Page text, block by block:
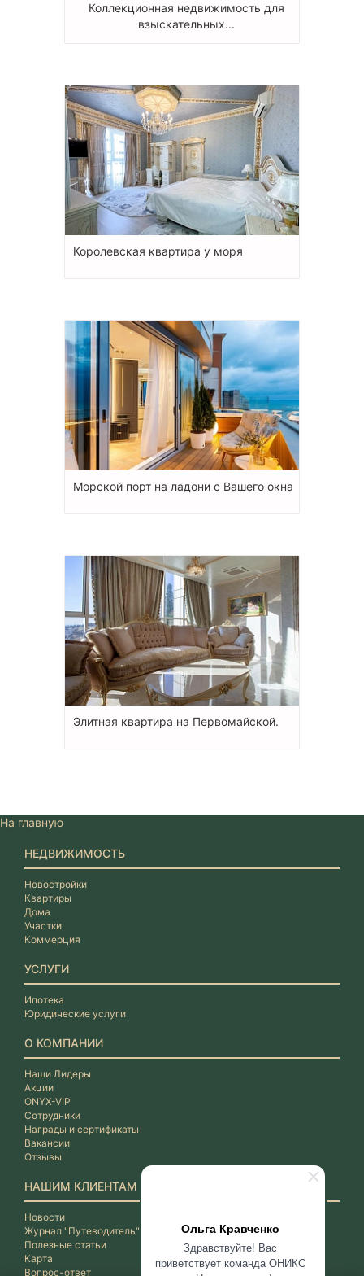
Ольга Кравченко
Здравствуйте! Вас
приветствует команда ОНИКС
Коллекционная недвижимость для
взыскательных...
Королевская квартира у моря
Морской порт на ладони с Вашего окна
Элитная квартира на Первомайской.
На главную
НЕДВИЖИМОСТЬ
Новостройки
Квартиры
Дома
Участки
Коммерция
УСЛУГИ
Ипотека
Юридические услуги
О КОМПАНИИ
Наши Лидеры
Акции
ONYX-VIP
Сотрудники
Награды и сертификаты
Вакансии
Отзывы
НАШИМ КЛИЕНТАМ
Новости
Журнал "Путеводитель"
Полезные статьи
Карта
Вопрос-ответ